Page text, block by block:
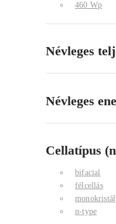
460 Wp
Névleges
Névleges
Cellatípus
bifacial
félcellás
n-type